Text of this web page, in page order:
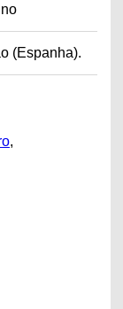
(Espanha).
,